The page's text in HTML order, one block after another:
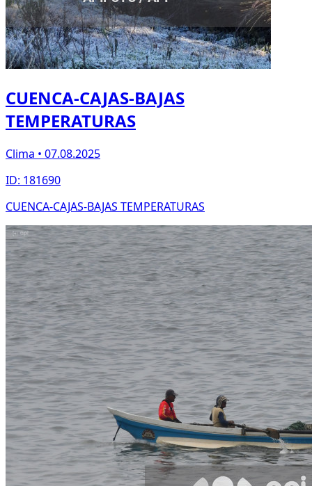
CUENCA-CAJAS-BAJAS
TEMPERATURAS
Clima • 07.08.2025
ID: 181690
CUENCA-CAJAS-BAJAS TEMPERATURAS